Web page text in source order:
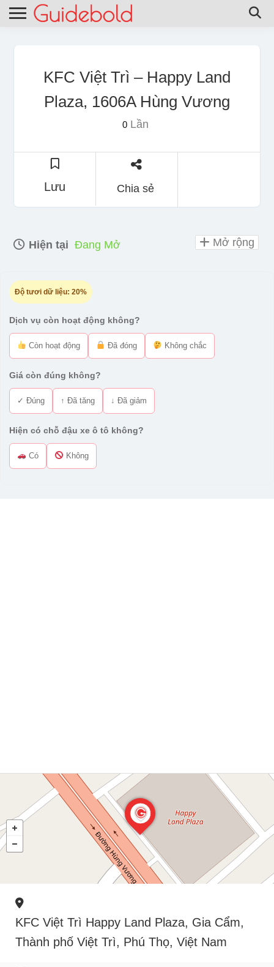
KFC Việt Trì – Happy Land
Plaza, 1606A Hùng Vương
0Lần
Lưu Chia sẻ
Hiện tại Đang Mở
Độ tươi dữ liệu: 20%
Dịch vụ còn hoạt động không?
Còn hoạt động Đã đóng Không chắc
Giá còn đúng không?
✓ Đúng ↑ Đã tăng ↓ Đã giảm
Hiện có chỗ đậu xe ô tô không?
Có Không
Mở rộng
KFC Việt Trì Happy Land Plaza, Gia Cẩm,
Thành phố Việt Trì, Phú Thọ, Việt Nam